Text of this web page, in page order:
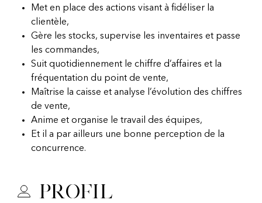
Met en place des actions visant à fidéliser la
clientèle,
Gère les stocks, supervise les inventaires et passe
les commandes,
Suit quotidiennement le chiffre d’affaires et la
fréquentation du point de vente,
Maîtrise la caisse et analyse l’évolution des chiffres
de vente,
Anime et organise le travail des équipes,
Et il a par ailleurs une bonne perception de la
concurrence.
Profil